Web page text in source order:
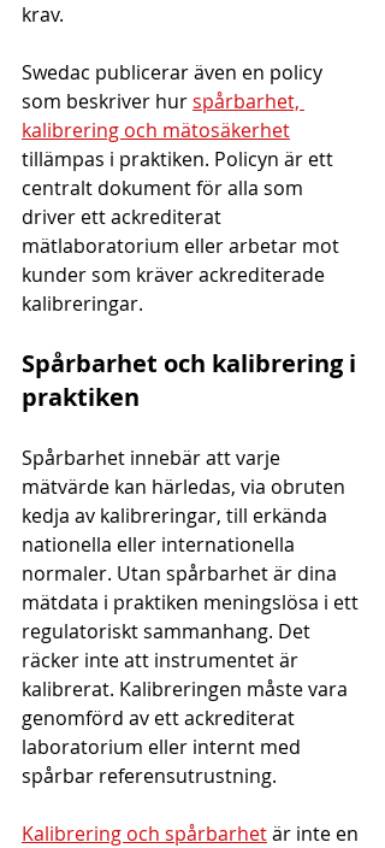
krav.
Swedac publicerar även en policy
som beskriver hur spårbarhet,
kalibrering och mätosäkerhet
tillämpas i praktiken. Policyn är ett
centralt dokument för alla som
driver ett ackrediterat
mätlaboratorium eller arbetar mot
kunder som kräver ackrediterade
kalibreringar.
Spårbarhet och kalibrering i
praktiken
Spårbarhet innebär att varje
mätvärde kan härledas, via obruten
kedja av kalibreringar, till erkända
nationella eller internationella
normaler. Utan spårbarhet är dina
mätdata i praktiken meningslösa i ett
regulatoriskt sammanhang. Det
räcker inte att instrumentet är
kalibrerat. Kalibreringen måste vara
genomförd av ett ackrediterat
laboratorium eller internt med
spårbar referensutrustning.
Kalibrering och spårbarhet är inte en